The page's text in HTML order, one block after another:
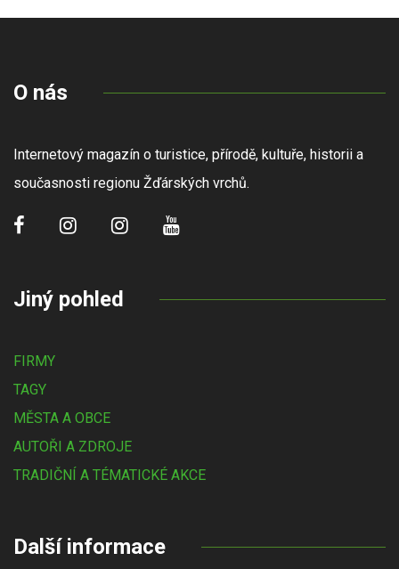
O nás
Internetový magazín o turistice, přírodě, kultuře, historii a
současnosti regionu Žďárských vrchů.
Jiný pohled
FIRMY
TAGY
MĚSTA A OBCE
AUTOŘI A ZDROJE
TRADIČNÍ A TÉMATICKÉ AKCE
Další informace